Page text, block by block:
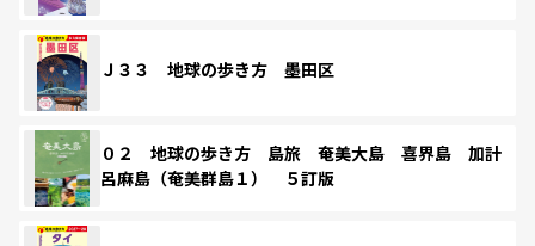
Ｊ３３ 地球の歩き方 墨田区
０２ 地球の歩き方 島旅 奄美大島 喜界島 加計
呂麻島（奄美群島１） ５訂版